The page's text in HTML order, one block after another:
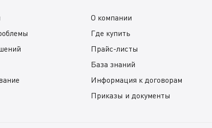
О компании
Где купить
Прайс-листы
База знаний
Информация к договорам
Приказы и документы